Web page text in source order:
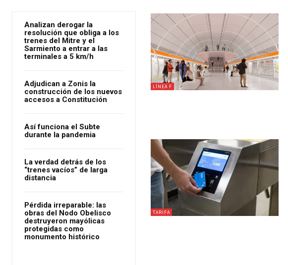
Analizan derogar la
resolución que obliga a los
trenes del Mitre y el
Sarmiento a entrar a las
terminales a 5 km/h
Adjudican a Zonis la
construcción de los nuevos
accesos a Constitución
Así funciona el Subte
durante la pandemia
La verdad detrás de los
“trenes vacíos” de larga
distancia
Pérdida irreparable: las
obras del Nodo Obelisco
destruyeron mayólicas
protegidas como
monumento histórico
LÍNEA F
TARIFA